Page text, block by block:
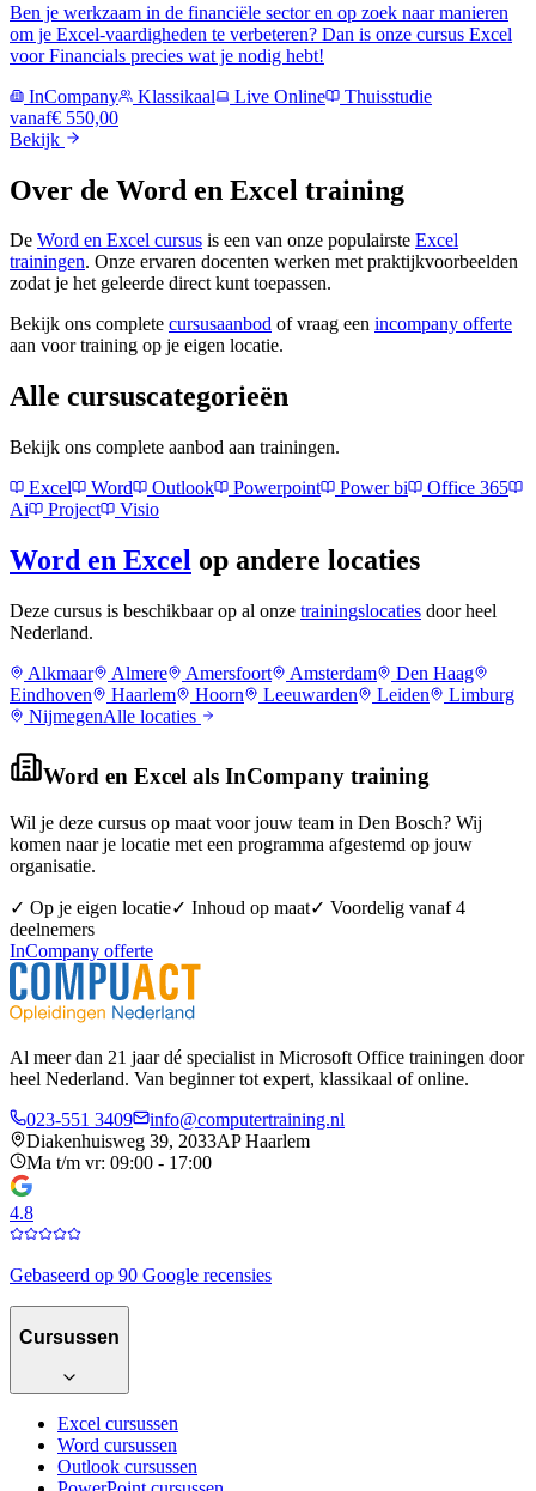
Ben je werkzaam in de financiële sector en op zoek naar manieren
om je Excel-vaardigheden te verbeteren? Dan is onze cursus Excel
voor Financials precies wat je nodig hebt!
InCompany
Klassikaal Live Online
Thuisstudie
vanaf€ 550,00
Bekijk
Over de Word en Excel training
De Word en Excel cursus is een van onze populairste Excel
trainingen. Onze ervaren docenten werken met praktijkvoorbeelden
zodat je het geleerde direct kunt toepassen.
Bekijk ons complete cursusaanbod of vraag een incompany offerte
aan voor training op je eigen locatie.
Alle cursuscategorieën
Bekijk ons complete aanbod aan trainingen.
Excel
Word Outlook Powerpoint Power bi
Office 365
Ai
Project Visio
Word en Excel op andere locaties
Deze cursus is beschikbaar op al onze trainingslocaties door heel
Nederland.
Alkmaar
Almere Amersfoort Amsterdam
Den Haag
Eindhoven
Haarlem Hoorn Leeuwarden Leiden
Limburg
NijmegenAlle locaties
Word en Excel als InCompany training
Wil je deze cursus op maat voor jouw team in Den Bosch? Wij
komen naar je locatie met een programma afgestemd op jouw
organisatie.
✓ Op je eigen locatie✓ Inhoud op maat✓ Voordelig vanaf 4
deelnemers
InCompany offerte
Al meer dan 21 jaar dé specialist in Microsoft Office trainingen door
heel Nederland. Van beginner tot expert, klassikaal of online.
023-551 3409
info@computertraining.nl
Diakenhuisweg 39, 2033AP Haarlem
Ma t/m vr: 09:00 - 17:00
4.8
Gebaseerd op 90 Google recensies
Cursussen
Excel cursussen
Word cursussen
Outlook cursussen